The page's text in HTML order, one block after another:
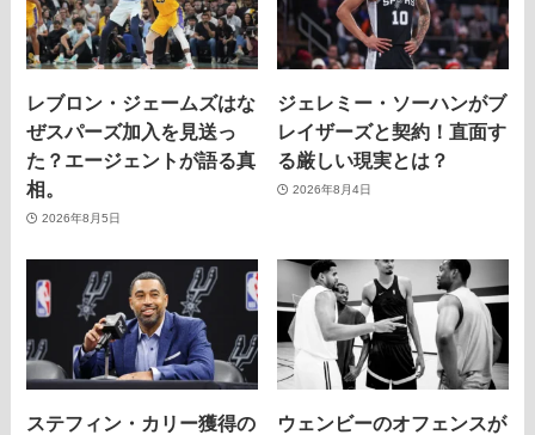
レブロン・ジェームズはな
ぜスパーズ加入を見送っ
た？エージェントが語る真
相。
2026年8月5日
ジェレミー・ソーハンがブ
レイザーズと契約！直面す
る厳しい現実とは？
2026年8月4日
ステフィン・カリー獲得の
ウェンビーのオフェンスが